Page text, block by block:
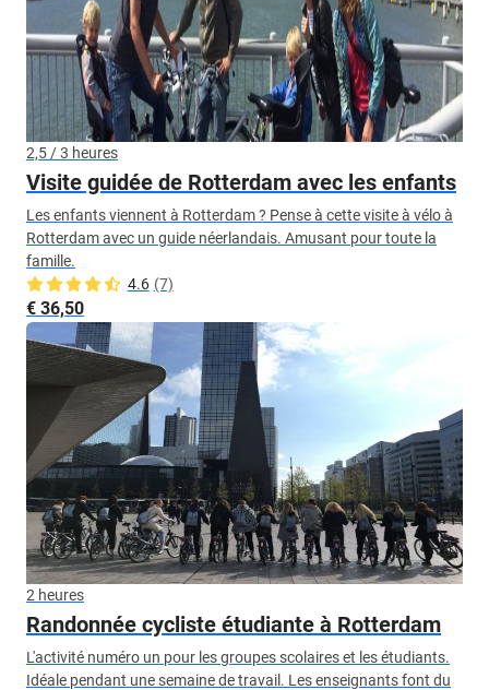
2,5 / 3 heures
Visite guidée de Rotterdam avec les enfants
Les enfants viennent à Rotterdam ? Pense à cette visite à vélo à
Rotterdam avec un guide néerlandais. Amusant pour toute la
famille.
4.6 (7)
€ 36,50
2 heures
Randonnée cycliste étudiante à Rotterdam
L'activité numéro un pour les groupes scolaires et les étudiants.
Idéale pendant une semaine de travail. Les enseignants font du